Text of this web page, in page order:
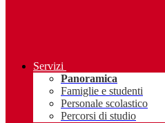
Servizi
Panoramica
Famiglie e studenti
Personale scolastico
Percorsi di studio